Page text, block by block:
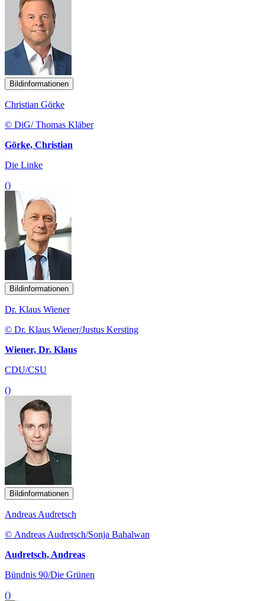
Bildinformationen
Christian Görke
© DiG/ Thomas Kläber
Görke, Christian
Die Linke
()
Bildinformationen
Dr. Klaus Wiener
© Dr. Klaus Wiener/Justus Kersting
Wiener, Dr. Klaus
CDU/CSU
()
Bildinformationen
Andreas Audretsch
© Andreas Audretsch/Sonja Bahalwan
Audretsch, Andreas
Bündnis 90/Die Grünen
()